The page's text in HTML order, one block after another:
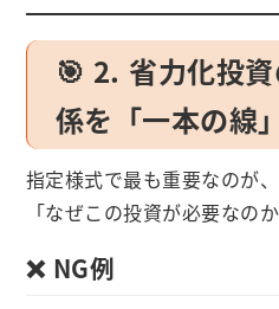
🎯 2. 省力化投
係を「一本の線
指定様式で最も重要なのが、
「なぜこの投資が必要なの
❌ NG例